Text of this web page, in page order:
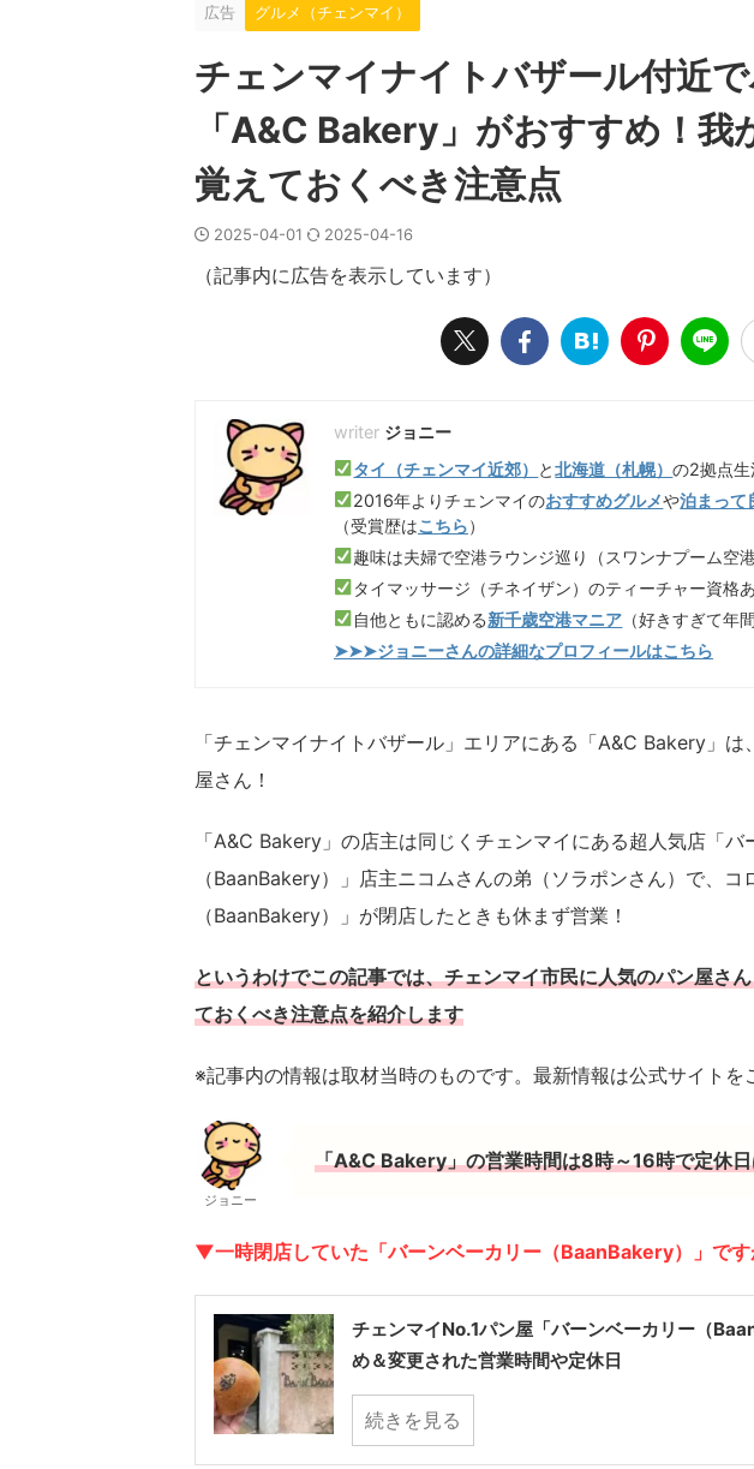
広告 グルメ（チェンマイ）
チェンマイナイトバザール付近
「A&C Bakery」がおすすめ！我
覚えておくべき注意点
2025-04-01 2025-04-16
（記事内に広告を表示しています）
ジョニー
タイ（チェンマイ近郊） と北海道（札幌）の2拠点生
2016年よりチェンマイのおすすめグルメや泊まって
（受賞歴はこちら）
趣味は夫婦で空港ラウンジ巡り（スワンナプーム空
タイマッサージ（チネイザン）のティーチャー資格
自他ともに認める新千歳空港マニア （好きすぎて年
➤➤➤ジョニーさんの詳細なプロフィールはこちら
「チェンマイナイトバザール」エリアにある「A&C Bakery」
屋さん！
「A&C Bakery」の店主は同じくチェンマイにある超人気店「バ
（BaanBakery）」店主ニコムさんの弟（ソラポンさん）で、
（BaanBakery）」が閉店したときも休まず営業！
というわけでこの記事では、チェンマイ市民に人気のパン屋さ
ておくべき注意点を紹介します
※記事内の情報は取材当時のものです。最新情報は公式サイトを
ジョニー
「A&C Bakery」の営業時間は8時～16時で定休
▼一時閉店していた「バーンベーカリー（BaanBakery）」で
チェンマイNo.1パン屋「バーンベーカリー（
め＆変更された営業時間や定休日
続きを見る